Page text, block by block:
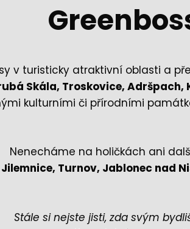
v turisticky atraktivní oblasti a
Skála, Troskovice,
kulturními či přírodními
Nenecháme na holičkách ani
Jilemnice, Turnov, Jablonec nad
Stále si nejste jisti, zda svým